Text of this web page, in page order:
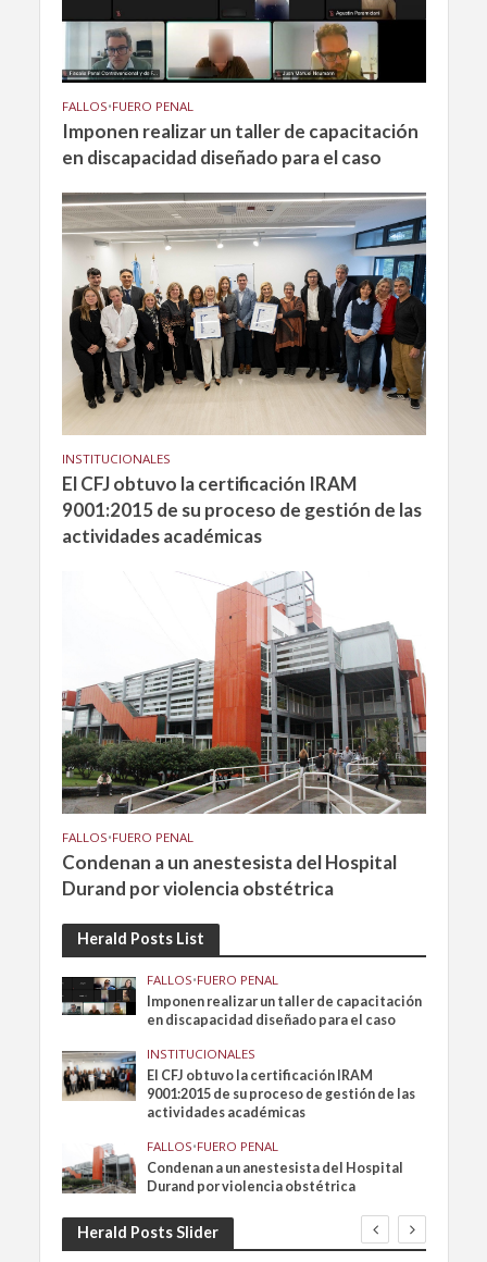
FALLOS•FUERO PENAL
Imponen realizar un taller de capacitación
en discapacidad diseñado para el caso
INSTITUCIONALES
El CFJ obtuvo la certificación IRAM
9001:2015 de su proceso de gestión de las
actividades académicas
FALLOS•FUERO PENAL
Condenan a un anestesista del Hospital
Durand por violencia obstétrica
Herald Posts List
FALLOS•FUERO PENAL
Imponen realizar un taller de capacitación
en discapacidad diseñado para el caso
INSTITUCIONALES
El CFJ obtuvo la certificación IRAM
9001:2015 de su proceso de gestión de las
actividades académicas
FALLOS•FUERO PENAL
Condenan a un anestesista del Hospital
Durand por violencia obstétrica
Herald Posts Slider